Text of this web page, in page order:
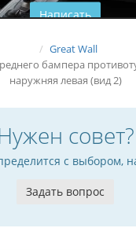
Написать
Great Wall
бампера
наружняя левая (вид 2)
совет?
с выбором,
Задать вопрос